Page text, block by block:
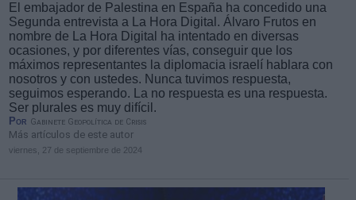
El embajador de Palestina en España ha concedido una
Segunda entrevista a La Hora Digital. Álvaro Frutos en
nombre de La Hora Digital ha intentado en diversas
ocasiones, y por diferentes vías, conseguir que los
máximos representantes la diplomacia israelí hablara con
nosotros y con ustedes. Nunca tuvimos respuesta,
seguimos esperando. La no respuesta es una respuesta.
Ser plurales es muy difícil.
Por Gabinete Geopolítica de Crisis
Más artículos de este autor
viernes, 27 de septiembre de 2024